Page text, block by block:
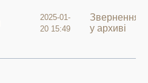
2025-01-
20 15:49
Звернення
у архиві